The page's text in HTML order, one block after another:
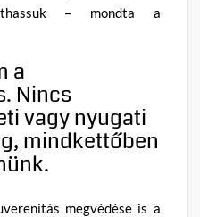
– mondta a
a
Nincs
vagy nyugati
mindkettőben
megvédése is a